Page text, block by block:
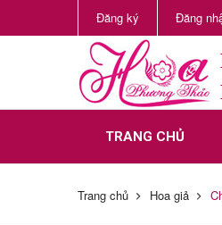
Đăng ký Đăng
TRANG CHỦ
Trang chủ Hoa giả